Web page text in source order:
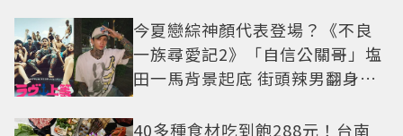
今夏戀綜神顏代表登場？《不良
一族尋愛記2》「自信公關哥」塩
田一馬背景起底 街頭辣男翻身當
40多種食材吃到飽288元！台南